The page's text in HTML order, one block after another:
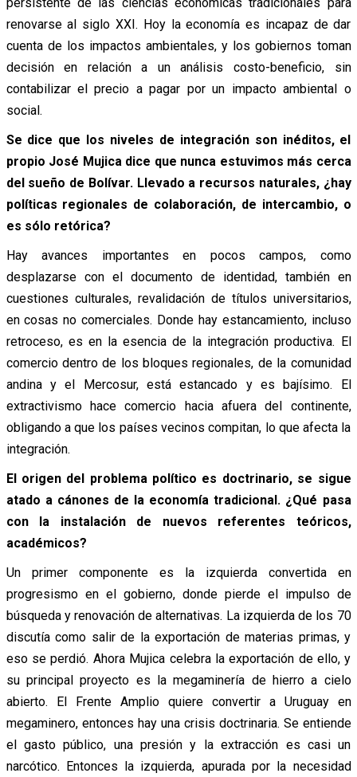
renovarse al siglo XXI. Hoy la economía es incapaz de dar
cuenta de los impactos ambientales, y los gobiernos toman
decisión en relación a un análisis costo-beneficio, sin
contabilizar el precio a pagar por un impacto ambiental o
social.
Se dice que los niveles de integración son inéditos, el
propio José Mujica dice que nunca estuvimos más cerca
del sueño de Bolívar. Llevado a recursos naturales, ¿hay
políticas regionales de colaboración, de intercambio, o
es sólo retórica?
Hay avances importantes en pocos campos, como
desplazarse con el documento de identidad, también en
cuestiones culturales, revalidación de títulos universitarios,
en cosas no comerciales. Donde hay estancamiento, incluso
retroceso, es en la esencia de la integración productiva. El
comercio dentro de los bloques regionales, de la comunidad
andina y el Mercosur, está estancado y es bajísimo. El
extractivismo hace comercio hacia afuera del continente,
obligando a que los países vecinos compitan, lo que afecta la
integración.
El origen del problema político es doctrinario, se sigue
atado a cánones de la economía tradicional. ¿Qué pasa
con la instalación de nuevos referentes teóricos,
académicos?
Un primer componente es la izquierda convertida en
progresismo en el gobierno, donde pierde el impulso de
búsqueda y renovación de alternativas. La izquierda de los 70
discutía como salir de la exportación de materias primas, y
eso se perdió. Ahora Mujica celebra la exportación de ello, y
su principal proyecto es la megaminería de hierro a cielo
abierto. El Frente Amplio quiere convertir a Uruguay en
megaminero, entonces hay una crisis doctrinaria. Se entiende
el gasto público, una presión y la extracción es casi un
narcótico. Entonces la izquierda, apurada por la necesidad